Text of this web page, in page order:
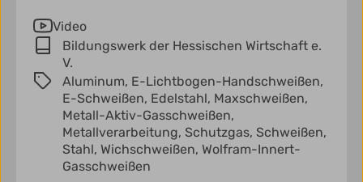
Video
Bildungswerk der Hessischen Wirtschaft e.
V.
Aluminum, E-Lichtbogen-Handschweißen,
E-Schweißen, Edelstahl, Maxschweißen,
Metall-Aktiv-Gasschweißen,
Metallverarbeitung, Schutzgas, Schweißen,
Stahl, Wichschweißen, Wolfram-Innert-
Gasschweißen